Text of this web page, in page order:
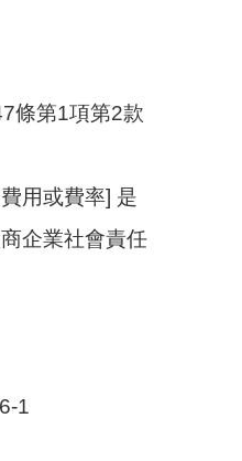
條第1項第2款
用或費率] 是
企業社會責任
1